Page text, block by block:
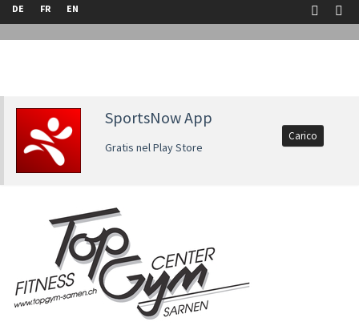
DE FR EN
SportsNow App
Gratis nel Play Store
Carico